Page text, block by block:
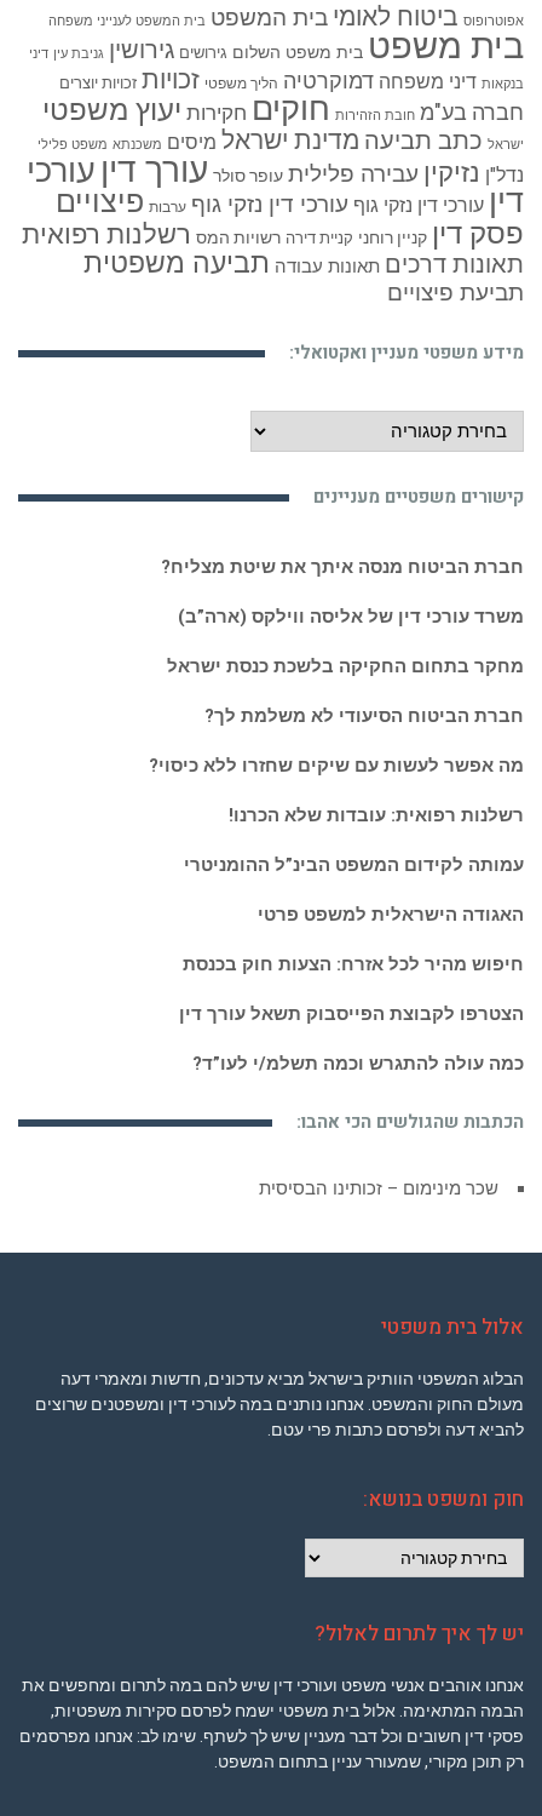
אפוטרופוס ביטוח לאומי בית המשפט בית המשפט לענייני משפחה
בית משפט בית משפט השלום גירושים גירושין גניבת עין דיני
בנקאות דיני משפחה דמוקרטיה הליך משפטי זכויות זכויות יוצרים
חברה בע"מ חובת הזהירות חוקים חקירות יעוץ משפטי
ישראל כתב תביעה מדינת ישראל מיסים משכנתא משפט פלילי
נדל"ן נזיקין עבירה פלילית עופר סולר עורך דין עורכי
דין עורכי דין נזקי גוף עורכי דין נזקי גוף ערבות פיצויים
פסק דין קניין רוחני קניית דירה רשויות המס רשלנות רפואית
תאונות דרכים תאונות עבודה תביעה משפטית
תביעת פיצויים
מידע משפטי מעניין ואקטואלי:
מידע
משפטי
ואקטואלי:
קישורים משפטיים מעניינים
חברת הביטוח מנסה איתך את שיטת מצליח?
משרד עורכי דין של אליסה ווילקס (ארה”ב)
מחקר בתחום החקיקה בלשכת כנסת ישראל
חברת הביטוח הסיעודי לא משלמת לך?
מה אפשר לעשות עם שיקים שחזרו ללא כיסוי?
רשלנות רפואית: עובדות שלא הכרנו!
עמותה לקידום המשפט הבינ”ל ההומניטרי
האגודה הישראלית למשפט פרטי
חיפוש מהיר לכל אזרח: הצעות חוק בכנסת
הצטרפו לקבוצת הפייסבוק תשאל עורך דין
כמה עולה להתגרש וכמה תשלמ/י לעו”ד?
הכתבות שהגולשים הכי אהבו:
שכר מינימום – זכותינו הבסיסית
אלול בית משפטי
הבלוג המשפטי הוותיק בישראל מביא עדכונים, חדשות ומאמרי דעה
מעולם החוק והמשפט. אנחנו נותנים במה לעורכי דין ומשפטנים שרוצים
להביא דעה ולפרסם כתבות פרי עטם.
חוק ומשפט בנושא:
ומשפט
יש לך איך לתרום לאלול?
אנחנו אוהבים אנשי משפט ועורכי דין שיש להם במה לתרום ומחפשים את
הבמה המתאימה. אלול בית משפטי ישמח לפרסם סקירות משפטיות,
פסקי דין חשובים וכל דבר מעניין שיש לך לשתף. שימו לב: אנחנו מפרסמים
רק תוכן מקורי, שמעורר עניין בתחום המשפט.